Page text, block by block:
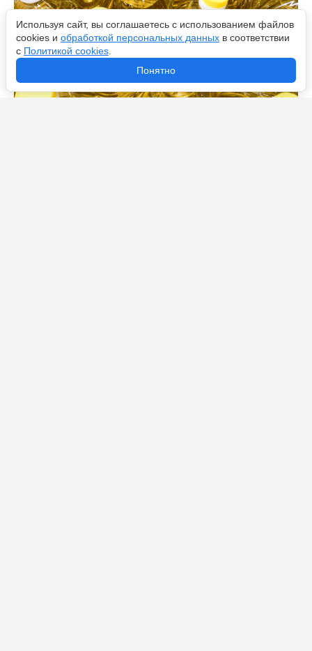
Используя сайт, вы соглашаетесь с использованием файлов
cookies и обработкой персональных данных в соответствии
с Политикой cookies
Понятно